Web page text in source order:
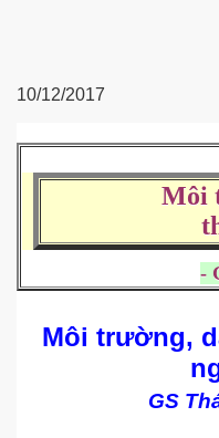
10/12/2017
Môi
-
Môi trường,
GS